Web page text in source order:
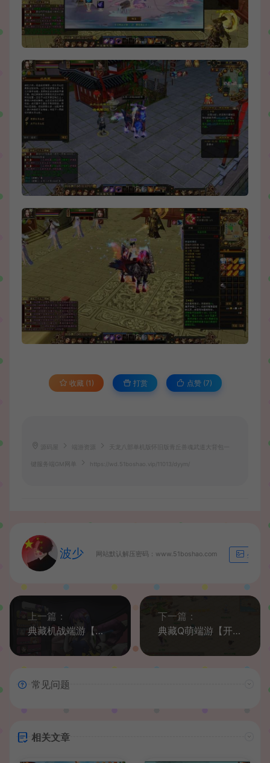
收藏 (1) 打赏 点赞 (7)
端游资源 天龙八部单机版怀旧版青丘兽魂武道大背包一
键服务端GM网单 https://wd.51boshao.vip/11013/dyym/
波少 网站默认解压密码：www.51boshao.com 生成海
上一篇：
典藏机战端游【诸神机战】最新整理Win系单机一键即玩服务端+GM工具+外网修改教程
下一篇：
典藏Q萌端游【开心OL】2022整理Win一键即玩服务端+GM工具+详细搭建教程
常见问题
相关文章